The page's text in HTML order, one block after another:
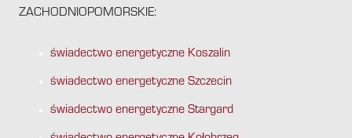
ZACHODNIOPOMORSKIE:
świadectwo energetyczne Koszalin
świadectwo energetyczne Szczecin
świadectwo energetyczne Stargard